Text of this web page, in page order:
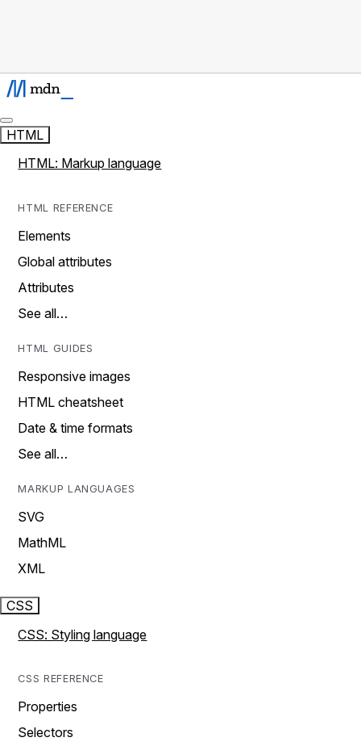
HTML
HTML: Markup language
HTML REFERENCE
Elements
Global attributes
Attributes
See all…
HTML GUIDES
Responsive images
HTML cheatsheet
Date & time formats
See all…
MARKUP LANGUAGES
SVG
MathML
XML
CSS
CSS: Styling language
CSS REFERENCE
Properties
Selectors